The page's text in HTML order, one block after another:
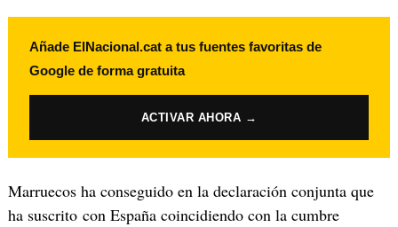
Añade ElNacional.cat a tus fuentes favoritas de
Google de forma gratuita
ACTIVAR AHORA →
Marruecos ha conseguido en la declaración conjunta que
ha suscrito con España coincidiendo con la cumbre